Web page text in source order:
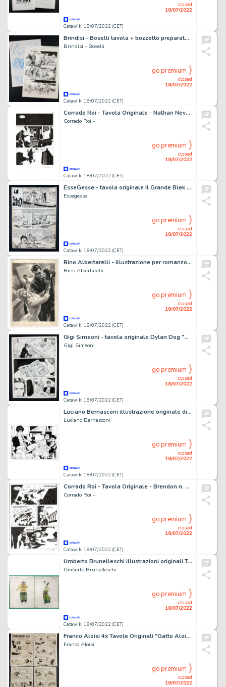
Catawiki 18/07/2022 (CET)
closed
18/07/2022
Brindisi - Boselli tavola + bozzetto preparatorio Tex - (2019)
Brindisi - Boselli
Catawiki 18/07/2022 (CET)
closed
18/07/2022
go premium
Corrado Roi - Tavola Originale - Nathan Never Gigante nuova serie n. 17 - "I giorni della maschera" - (2014)
Corrado Roi -
Catawiki 18/07/2022 (CET)
closed
18/07/2022
go premium
EsseGesse - tavola originale Il Grande Blek "La Strega" - (1958)
Essegesse
Catawiki 18/07/2022 (CET)
closed
18/07/2022
go premium
Rino Albertarelli - illustrazione per romanzo "Nozze di Lacrime" - Anni '50
Rino Albertarelli
Catawiki 18/07/2022 (CET)
closed
18/07/2022
go premium
Gigi Simeoni - tavola originale Dylan Dog "Nel fumo della battaglia" - (2014)
Gigi Simeoni
Catawiki 18/07/2022 (CET)
closed
18/07/2022
go premium
Luciano Bernasconi illustrazione originale di Lube - firmata
Luciano Bernasconi
Catawiki 18/07/2022 (CET)
closed
18/07/2022
go premium
Corrado Roi - Tavola Originale - Brendon n. 80 - "L'Impronta del diavolo" - (2011)
Corrado Roi -
Catawiki 18/07/2022 (CET)
closed
18/07/2022
go premium
Umberto Brunelleschi illustrazioni originali Turandot nn. 10/11 - (1926)
Umberto Brunelleschi
Catawiki 18/07/2022 (CET)
closed
18/07/2022
go premium
Franco Aloisi 4x Tavole Originali "Gatto Aloisio in: Concorrenza Sleale" Storia Completa - Firmata
Franco Aloisi
closed
18/07/2022
go premium